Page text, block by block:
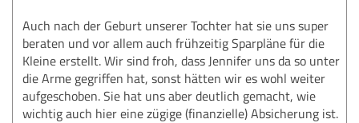
Auch nach der Geburt unserer Tochter hat sie uns super
beraten und vor allem auch frühzeitig Sparpläne für die
Kleine erstellt. Wir sind froh, dass Jennifer uns da so unter
die Arme gegriffen hat, sonst hätten wir es wohl weiter
aufgeschoben. Sie hat uns aber deutlich gemacht, wie
wichtig auch hier eine zügige (finanzielle) Absicherung ist.